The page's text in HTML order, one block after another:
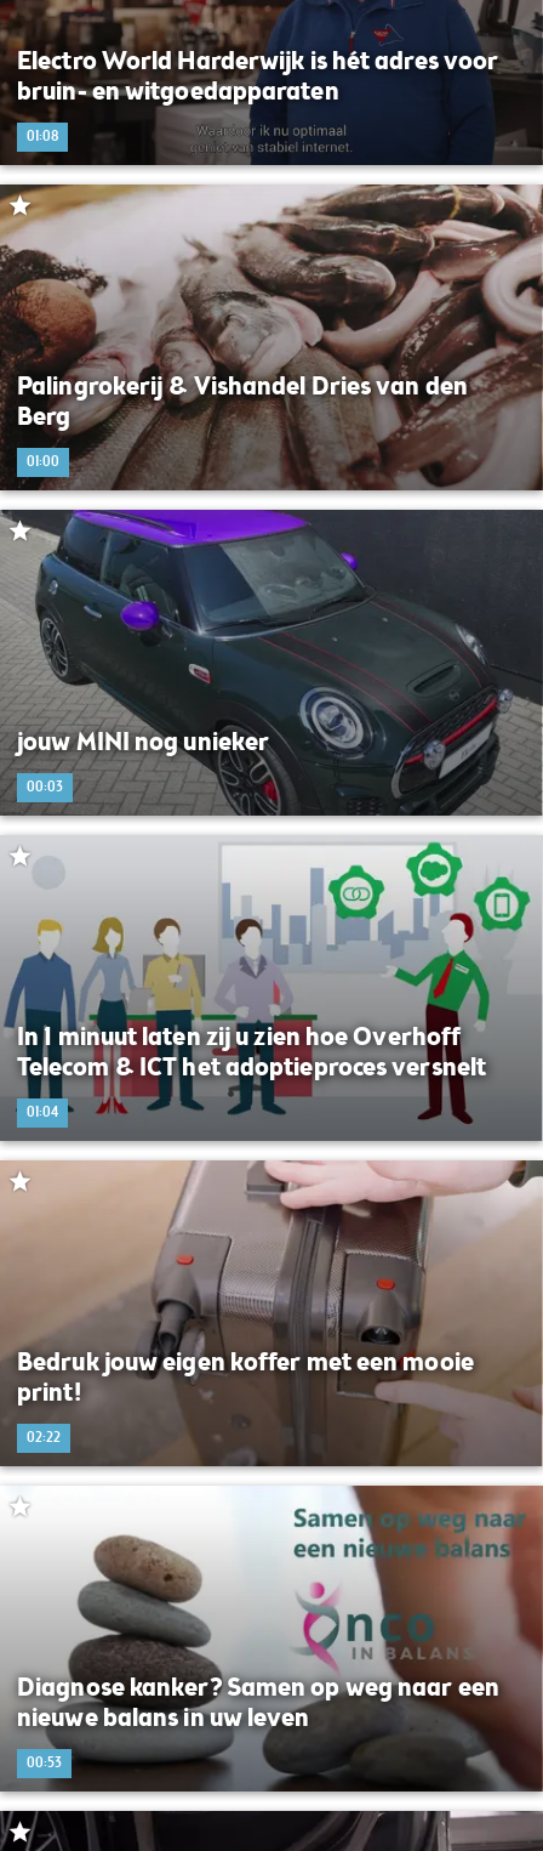
Electro World Harderwijk is hét adres voor
bruin- en witgoedapparaten
01:08
Palingrokerij & Vishandel Dries van den
Berg
01:00
jouw MINI nog unieker
00:03
In 1 minuut laten zij u zien hoe Overhoff
Telecom & ICT het adoptieproces versnelt
01:04
Bedruk jouw eigen koffer met een mooie
print!
02:22
Diagnose kanker? Samen op weg naar een
nieuwe balans in uw leven
00:53